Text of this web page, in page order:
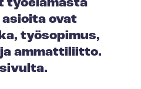
työelämästä
asioita ovat
työsopimus,
ammattiliitto.